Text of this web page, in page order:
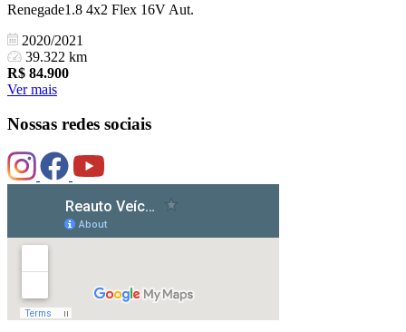
Renegade1.8 4x2 Flex 16V Aut.
2020/2021
39.322 km
R$ 84.900
Ver mais
Nossas redes sociais